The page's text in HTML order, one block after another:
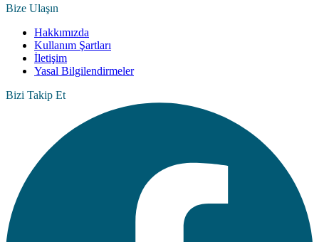
Bize Ulaşın
Hakkımızda
Kullanım Şartları
İletişim
Yasal Bilgilendirmeler
Bizi Takip Et